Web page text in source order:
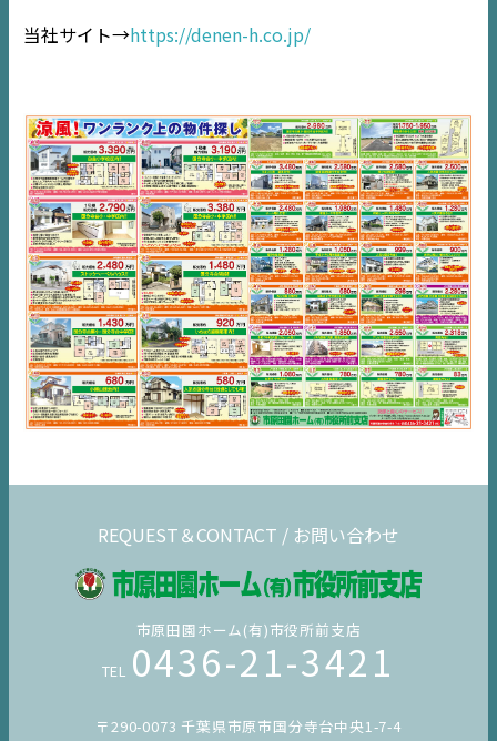
NEWS
住宅情報誌ミッケル
市原エリア
千葉エリア
内房エリア
デジタルサイネージ
不動産一括査定
当社サイト→https://denen-h.co.jp/
REQUEST＆CONTACT / お問い合わせ
市原田園ホーム(有)市役所前支店
TEL 0436-21-3421
〒290-0073 千葉県市原市国分寺台中央1-7-4